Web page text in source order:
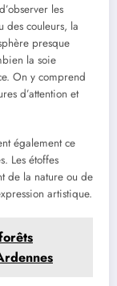
les
des couleurs, la
presque
la soie
On y comprend
d’attention et
également ce
Les étoffes
de la nature ou de
artistique.